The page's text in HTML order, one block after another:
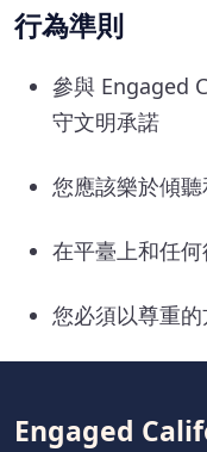
行為準則
參與 Engaged
守文明承諾
您應該樂於傾
在平臺上和任
您必須以尊重
Engaged